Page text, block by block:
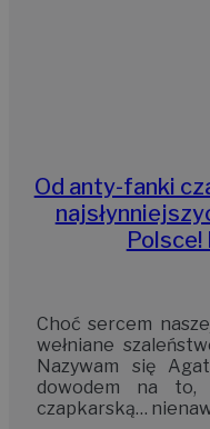
Od anty-fanki
Choć sercem
wełniane
Nazywam się
dowodem na to,
czapkarską…